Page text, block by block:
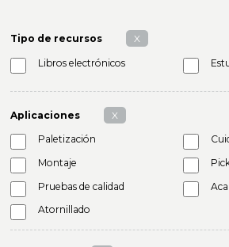
Tipo de recursos X
Libros electrónicos
Aplicaciones X
Paletización
Montaje
Pruebas de calidad
Atornillado